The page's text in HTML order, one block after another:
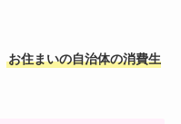
お住まいの自治体の消費生